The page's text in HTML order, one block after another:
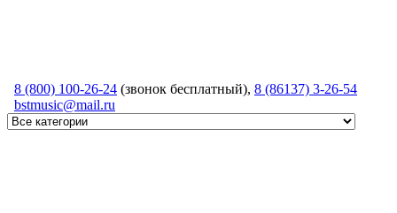
8 (800) 100-26-24 (звонок бесплатный), 8 (86137) 3-26-54
bstmusic@mail.ru